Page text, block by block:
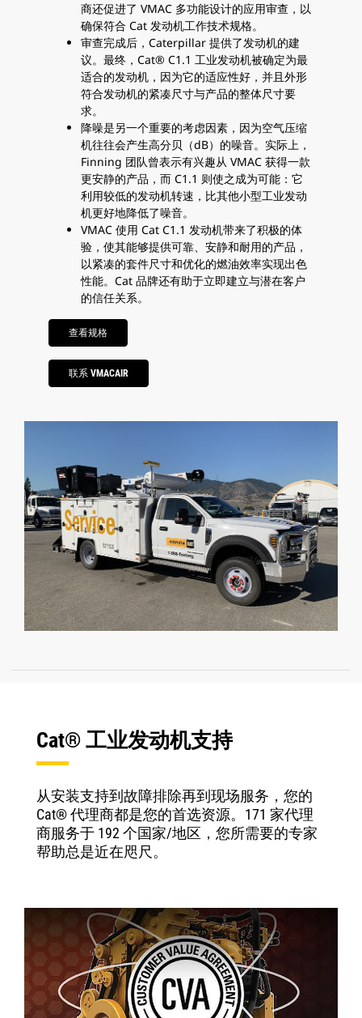
商还促进了 VMAC 多功能设计的应用审查，以
确保符合 Cat 发动机工作技术规格。
审查完成后，Caterpillar 提供了发动机的建
议。最终，Cat® C1.1 工业发动机被确定为最
适合的发动机，因为它的适应性好，并且外形
符合发动机的紧凑尺寸与产品的整体尺寸要
求。
降噪是另一个重要的考虑因素，因为空气压缩
机往往会产生高分贝（dB）的噪音。实际上，
Finning 团队曾表示有兴趣从 VMAC 获得一款
更安静的产品，而 C1.1 则使之成为可能：它
利用较低的发动机转速，比其他小型工业发动
机更好地降低了噪音。
VMAC 使用 Cat C1.1 发动机带来了积极的体
验，使其能够提供可靠、安静和耐用的产品，
以紧凑的套件尺寸和优化的燃油效率实现出色
性能。Cat 品牌还有助于立即建立与潜在客户
的信任关系。
查看规格
联系 VMACAIR
Cat® 工业发动机支持
从安装支持到故障排除再到现场服务，您的
Cat® 代理商都是您的首选资源。171 家代理
商服务于 192 个国家/地区，您所需要的专家
帮助总是近在咫尺。